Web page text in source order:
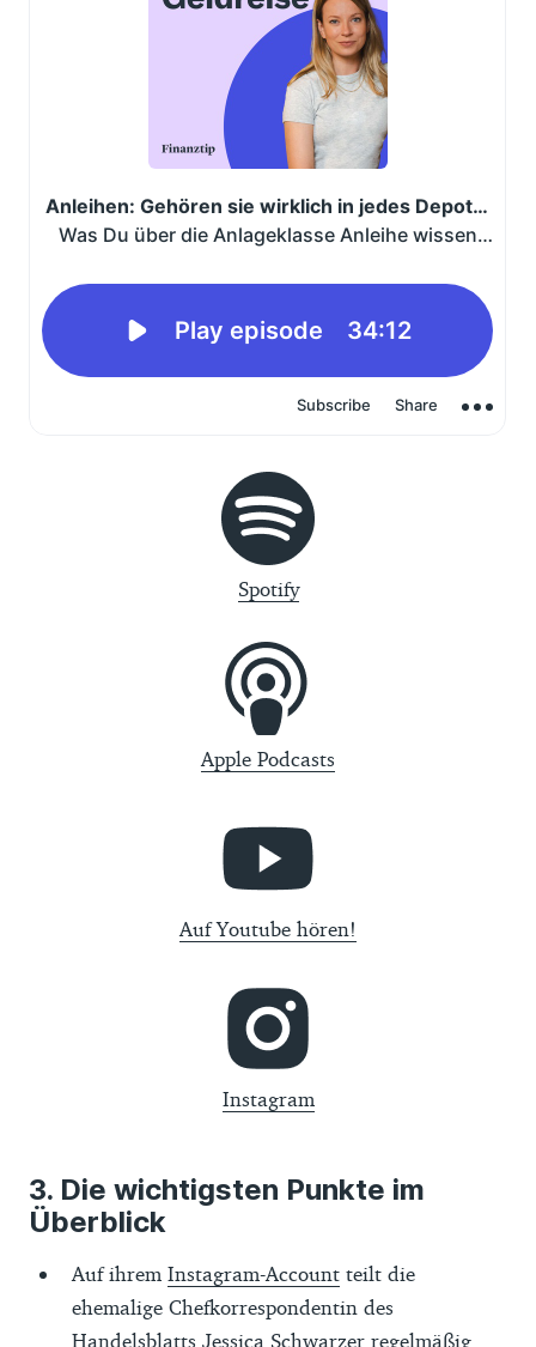
Spotify
Apple Podcasts
Auf Youtube hören!
Instagram
Die wichtigsten Punkte im
Überblick
Auf ihrem Instagram-Account teilt die
ehemalige Chefkorrespondentin des
Handelsblatts Jessica Schwarzer regelmäßig